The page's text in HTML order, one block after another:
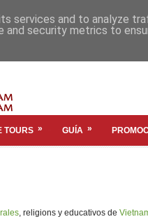
TOURS » GUÍA »
, religions y educativos de
services and to analyze
and security metrics to